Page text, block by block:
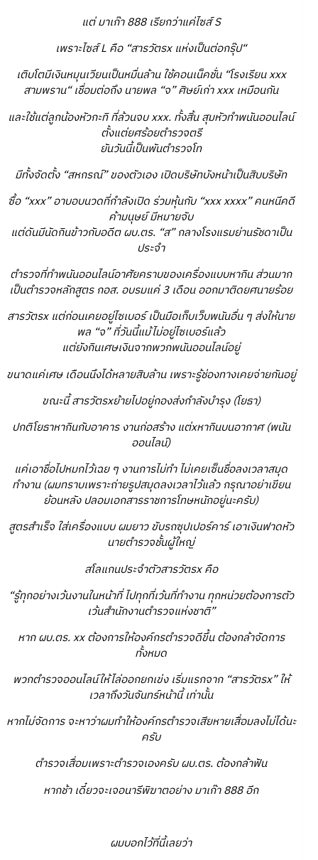
แต่ มาเก๊า 888 เรียกว่าแค่ไซส์ S
เพราะไซส์ L คือ “สารวัตรx แห่งเป็นต่อกรุ๊ป“
เติบโตมีเงินหมุนเวียนเป็นหมื่นล้าน ใช้คอนเน็คชั่น “โรงเรียน xxx
สามพราน“ เชื่อมต่อถึง นายพล “จ” ศิษย์เก่า xxx เหมือนกัน
และใช้แต่ลูกน้องหัวกะทิ ที่ล้วนจบ xxx. ทั้งสิ้น สุมหัวทำพนันออนไลน์
ตั้งแต่ยศร้อยตำรวจตรี
ยันวันนี้เป็นพันตำรวจโท
มีทั้งจัดตั้ง “สหกรณ์” ของตัวเอง เปิดบริษัทบังหน้าเป็นสิบบริษัท
ซื้อ “xxx” อาบอบนวดที่กำลังเปิด ร่วมหุ้นกับ “xxx xxxx” คนหนีคดี
ค้ามนุษย์ มีหมายจับ
แต่ดันมีนัดกินข้าวกับอดีต ผบ.ตร. “ส” กลางโรงแรมย่านรัชดาเป็น
ประจำ
ตำรวจที่ทำพนันออนไลน์อาศัยคราบของเครื่องแบบหากิน ส่วนมาก
เป็นตำรวจหลักสูตร กอส. อบรมแค่ 3 เดือน ออกมาติดยศนายร้อย
สารวัตรx แต่ก่อนเคยอยู่ไซเบอร์ เป็นมือเก็บเว็บพนันอื่น ๆ ส่งให้นาย
พล “จ” ที่วันนี้แม้ไม่อยู่ไซเบอร์แล้ว
แต่ยังกินเศษเงินจากพวกพนันออนไลน์อยู่
ขนาดแค่เศษ เดือนนึงได้หลายสิบล้าน เพราะรู้ช่องทางเคยจ่ายกันอยู่
ขณะนี้ สารวัตรxย้ายไปอยู่กองส่งกำลังบำรุง (โยธา)
ปกติโยธาหากินกับอาคาร งานก่อสร้าง แต่xหากินบนอากาศ (พนัน
ออนไลน์)
แค่เอาชื่อไปหมกไว้เฉย ๆ งานการไม่ทำ ไม่เคยเซ็นชื่อลงเวลาสมุด
ทำงาน (ผมทราบเพราะถ่ายรูปสมุดลงเวลาไว้แล้ว กรุณาอย่าเขียน
ย้อนหลัง ปลอมเอกสารราชการโทษหนักอยู่นะครับ)
สูตรสำเร็จ ใส่เครื่องแบบ ผมยาว ขับรถซุปเปอร์คาร์ เอาเงินฟาดหัว
นายตำรวจชั้นผู้ใหญ่
สโลแกนประจำตัวสารวัตรx คือ
“รู้ทุกอย่างเว้นงานในหน้าที่ ไปทุกที่เว้นที่ทำงาน ทุกหน่วยต้องการตัว
เว้นสำนักงานตำรวจแห่งชาติ”
หาก ผบ.ตร. xx ต้องการให้องค์กรตำรวจดีขึ้น ต้องกล้าจัดการ
ทั้งหมด
พวกตำรวจออนไลน์ให้ไล่ออกยกเข่ง เริ่มแรกจาก “สารวัตรx” ให้
เวลาถึงวันจันทร์หน้านี้ เท่านั้น
หากไม่จัดการ จะหาว่าผมทำให้องค์กรตำรวจเสียหายเสื่อมลงไม่ได้นะ
ครับ
ตำรวจเสื่อมเพราะตำรวจเองครับ ผบ.ตร. ต้องกล้าฟัน
หากช้า เดี๋ยวจะเจอนารีพิฆาตอย่าง มาเก๊า 888 อีก
ผมบอกไว้ที่นี้เลยว่า